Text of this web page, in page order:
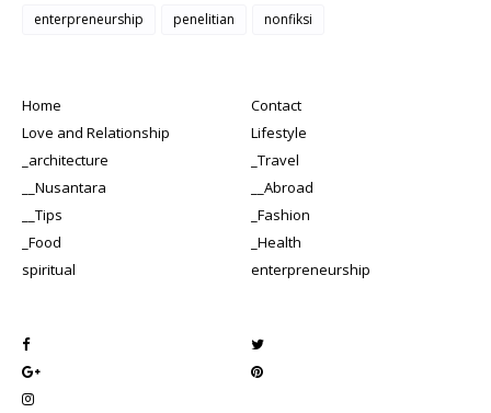
enterpreneurship
penelitian nonfiksi
Home
Contact
Love and Relationship
Lifestyle
_architecture
_Travel
__Nusantara
__Abroad
__Tips
_Fashion
_Food
_Health
spiritual
enterpreneurship